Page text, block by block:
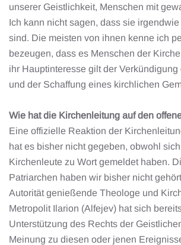
unserer Geistlichkeit, Menschen mit
Ich kann nicht sagen, dass sie
sind. Die meisten von ihnen kenne ich
bezeugen, dass es Menschen der
ihr Hauptinteresse gilt der
und der Schaffung eines kirchlichen
Wie hat die Kirchenleitung auf den
Eine offizielle Reaktion der
hat es bisher nicht gegeben, obwohl
Kirchenleute zu Wort gemeldet haben.
Patriarchen haben wir bisher nicht
Autorität genießende Theologe und
Metropolit Ilarion (Alfejev) hat sich
Unterstützung des Rechts der
Meinung zu diesen oder jenen